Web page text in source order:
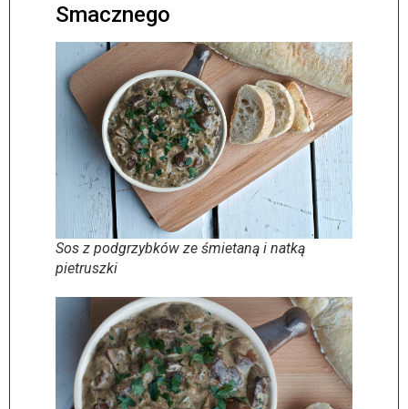
Smacznego
Sos z podgrzybków ze śmietaną i natką
pietruszki